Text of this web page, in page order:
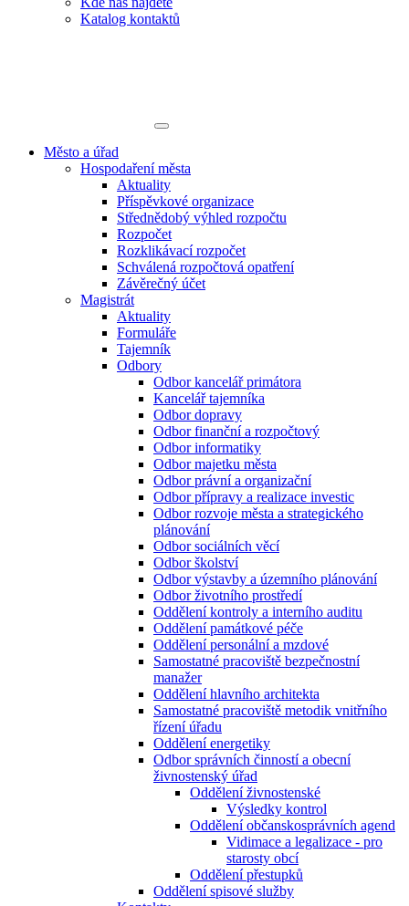
Katalog kontaktů
Město a úřad
Hospodaření města
Aktuality
Příspěvkové organizace
Střednědobý výhled rozpočtu
Rozpočet
Rozklikávací rozpočet
Schválená rozpočtová opatření
Závěrečný účet
Magistrát
Aktuality
Formuláře
Tajemník
Odbory
Odbor kancelář primátora
Kancelář tajemníka
Odbor dopravy
Odbor finanční a rozpočtový
Odbor informatiky
Odbor majetku města
Odbor právní a organizační
Odbor přípravy a realizace investic
Odbor rozvoje města a strategického
plánování
Odbor sociálních věcí
Odbor školství
Odbor výstavby a územního plánování
Odbor životního prostředí
Oddělení kontroly a interního auditu
Oddělení památkové péče
Oddělení personální a mzdové
Samostatné pracoviště bezpečnostní
manažer
Oddělení hlavního architekta
Samostatné pracoviště metodik vnitřního
řízení úřadu
Oddělení energetiky
Odbor správních činností a obecní
živnostenský úřad
Oddělení živnostenské
Výsledky kontrol
Oddělení občanskosprávních agend
Vidimace a legalizace - pro
starosty obcí
Oddělení přestupků
Oddělení spisové služby